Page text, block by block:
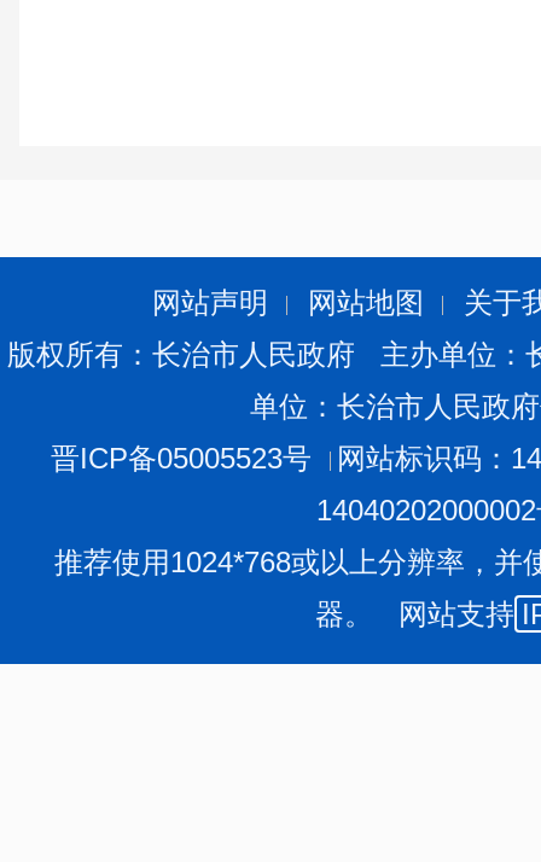
网站声明 网站地图
关于
版权所有：长治市人民政府 主办单位
单位：长治市人民政
晋ICP备05005523号
网站标识码：
推荐使用1024*768或以上分辨率，并
器。 网站支持